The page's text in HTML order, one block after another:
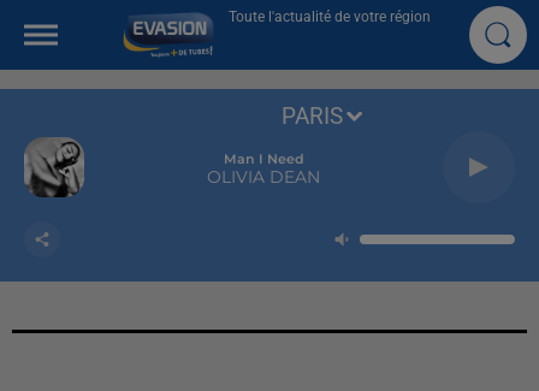
Toute l'actualité de votre région
Man I Need
OLIVIA DEAN
PARIS